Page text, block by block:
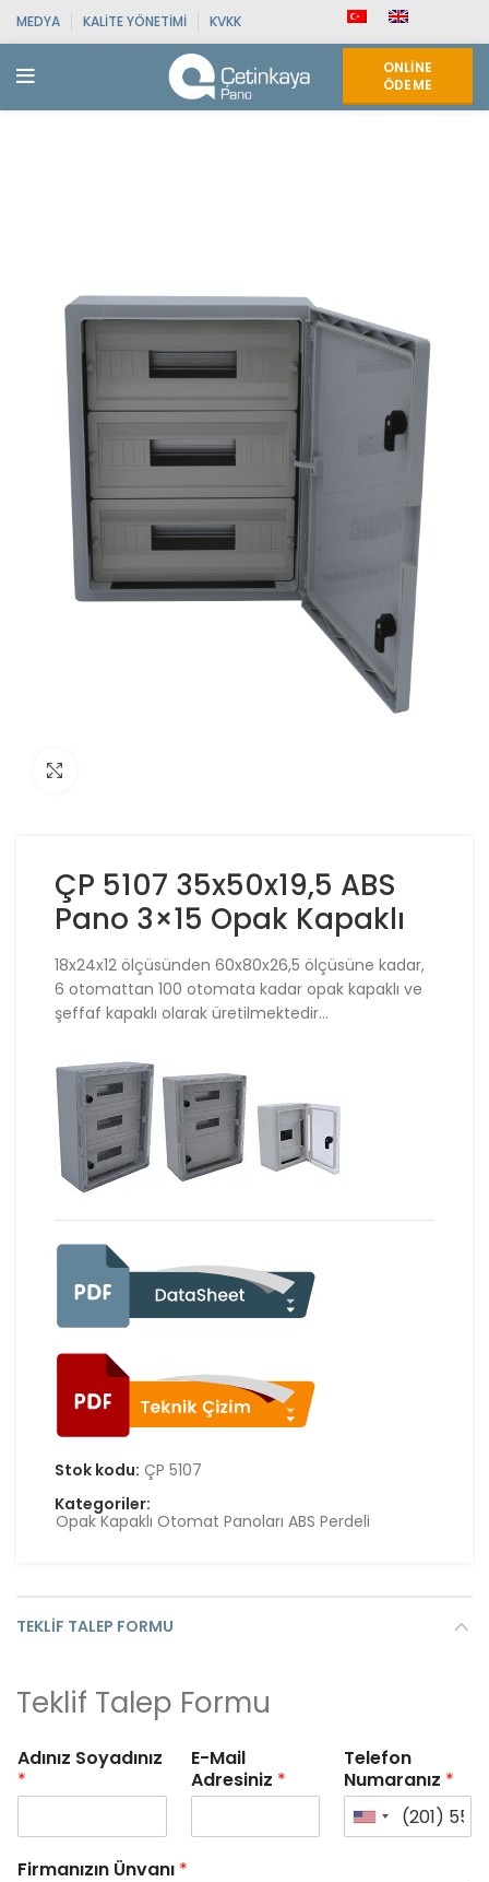
MEDYA KALITE YÖNETIMI KVKK
ONLINE
ÖDEME
ÇP 5107 35x50x19,5 ABS
Pano 3×15 Opak Kapaklı
18x24x12 ölçüsünden 60x80x26,5 ölçüsüne kadar,
6 otomattan 100 otomata kadar opak kapaklı ve
şeffaf kapaklı olarak üretilmektedir…
Stok kodu: ÇP 5107
Kategoriler:
Opak Kapaklı Otomat Panoları ABS Perdeli
TEKLIF TALEP FORMU
Teklif Talep Formu
Adınız Soyadınız
*
E-Mail
Adresiniz *
Telefon
Numaranız *
Firmanızın Ünvanı *